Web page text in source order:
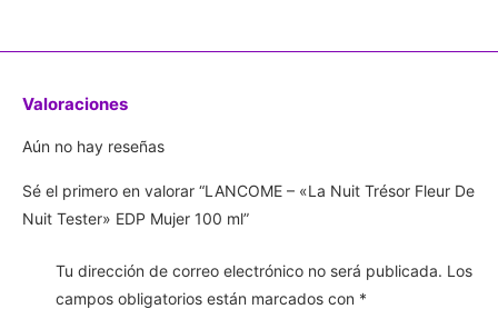
Valoraciones
Aún no hay reseñas
Sé el primero en valorar “LANCOME – «La Nuit Trésor Fleur De
Nuit Tester» EDP Mujer 100 ml”
Tu dirección de correo electrónico no será publicada. Los
campos obligatorios están marcados con *